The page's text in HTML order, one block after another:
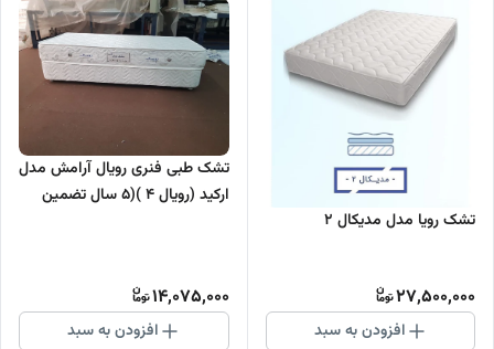
تشک رویا مدل مدیکال 2
27,500,000
افزودن به سبد
تشک طبی فنری رویال آرامش مدل
ارکید (رویال 4 )(5 سال تضمین
14,075,000
افزودن به سبد